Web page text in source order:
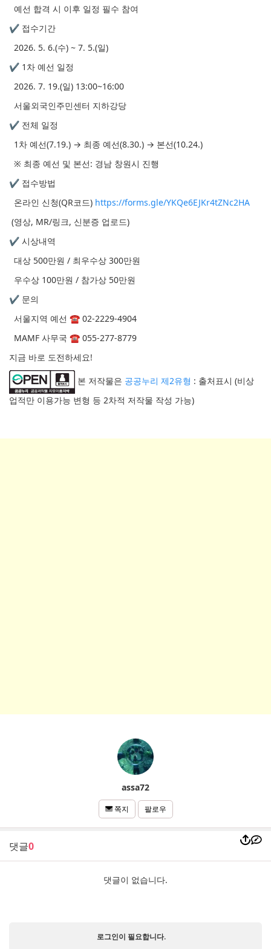
예선 합격 시 이후 일정 필수 참여
✔ 접수기간
2026. 5. 6.(수) ~ 7. 5.(일)
✔ 1차 예선 일정
2026. 7. 19.(일) 13:00~16:00
서울외국인주민센터 지하강당
✔ 전체 일정
1차 예선(7.19.) → 최종 예선(8.30.) → 본선(10.24.)
※ 최종 예선 및 본선: 경남 창원시 진행
✔ 접수방법
온라인 신청(QR코드) https://forms.gle/YKQe6EJKr4tZNc2HA
(영상, MR/링크, 신분증 업로드)
✔ 시상내역
대상 500만원 / 최우수상 300만원
우수상 100만원 / 참가상 50만원
✔ 문의
서울지역 예선 ☎ 02-2229-4904
MAMF 사무국 ☎ 055-277-8779
지금 바로 도전하세요!
본 저작물은 공공누리 제2유형 : 출처표시 (비상
업적만 이용가능 변형 등 2차적 저작물 작성 가능)
assa72
쪽지 팔로우
댓글0
댓글이 없습니다.
로그인이 필요합니다.